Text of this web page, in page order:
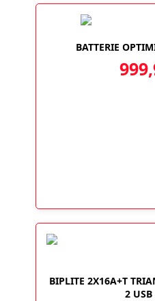
BATTERIE
BIPLITE 2X16A+T
2